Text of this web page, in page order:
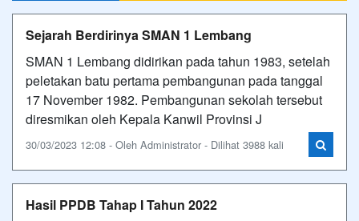
Sejarah Berdirinya SMAN 1 Lembang
SMAN 1 Lembang didirikan pada tahun 1983, setelah
peletakan batu pertama pembangunan pada tanggal
17 November 1982. Pembangunan sekolah tersebut
diresmikan oleh Kepala Kanwil Provinsi J
30/03/2023 12:08 - Oleh Administrator - Dilihat 3988 kali
Hasil PPDB Tahap I Tahun 2022